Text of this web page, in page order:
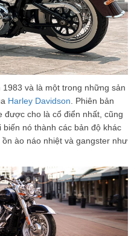
và là một trong những sản
Harley Davidson . Phiên bản
được cho là cổ điển nhất, cũng
nó thành các bản độ khác
ào náo nhiệt và gangster như